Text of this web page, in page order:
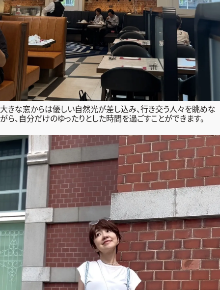
大きな窓からは優しい自然光が差し込み、行き交う人々を眺めな
がら、自分だけのゆったりとした時間を過ごすことができます。